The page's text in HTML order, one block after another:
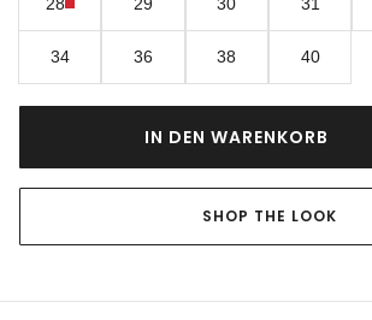
34 36 38 40
IN DEN WARENKORB
SHOP THE LOOK